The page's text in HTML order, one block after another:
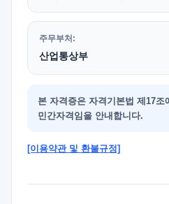
주무부처:
산업통상부
본 자격증은 자격기본법 제17조
민간자격임을 안내합니다.
[이용약관 및 환불규정]